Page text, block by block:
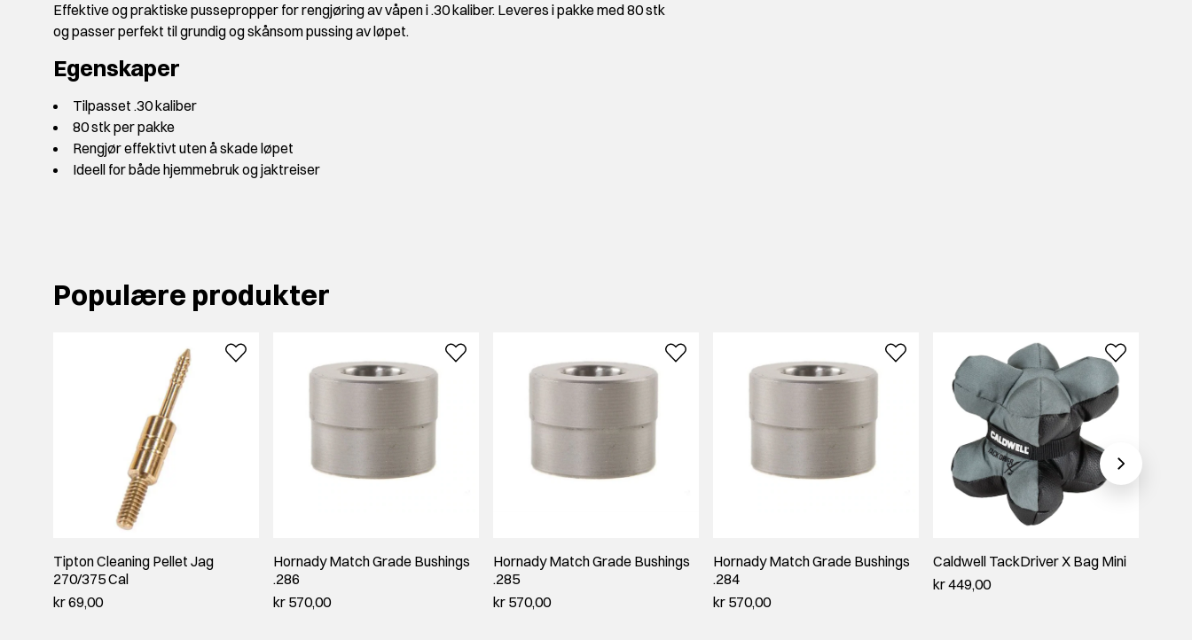
Effektive og praktiske pussepropper for rengjøring av våpen i .30 kaliber. Leveres i pakke med 80 stk
og passer perfekt til grundig og skånsom pussing av løpet.
Egenskaper
Tilpasset .30 kaliber
80 stk per pakke
Rengjør effektivt uten å skade løpet
Ideell for både hjemmebruk og jaktreiser
Populære produkter
Tipton Cleaning Pellet Jag
270/375 Cal
kr 69,00
Hornady Match Grade Bushings
.286
kr 570,00
Hornady Match Grade Bushings
.285
kr 570,00
Hornady Match Grade Bushings
.284
kr 570,00
Caldwell TackDriver X Bag Mini
kr 449,00